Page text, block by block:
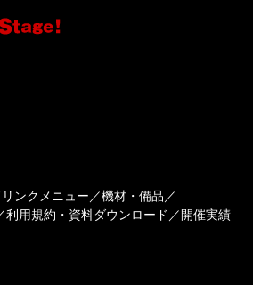
ンクメニュー
機材・備品
利用規約・資料ダウンロード 開催実績